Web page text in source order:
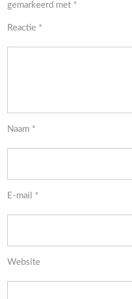
gemarkeerd met *
Reactie *
Naam *
E-mail *
Website